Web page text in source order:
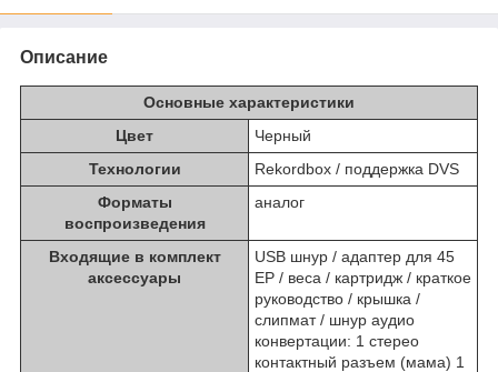
Описание
Основные характеристики
Цвет
Черный
Технологии
Rekordbox / поддержка DVS
Форматы
воспроизведения
аналог
Входящие в комплект
аксессуары
USB шнур / адаптер для 45
EP / веса / картридж / краткое
руководство / крышка /
слипмат / шнур аудио
конвертации: 1 стерео
контактный разъем (мама) 1